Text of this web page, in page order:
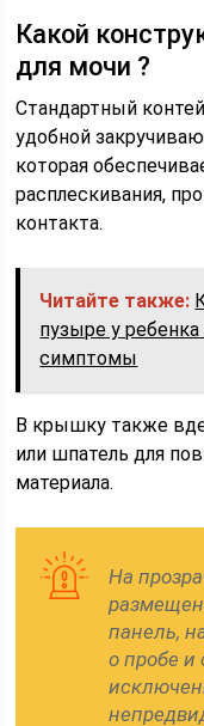
Какой
для мочи ?
Стандартный
удобной
которая
расплескивания,
контакта.
Читайте также:
пузыре у ребенка
симптомы
В крышку также
или шпатель для
материала.
На
панель,
о пробе